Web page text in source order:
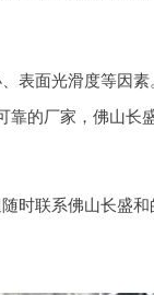
表面光滑度等因
靠的厂家，佛山长
时联系佛山长盛